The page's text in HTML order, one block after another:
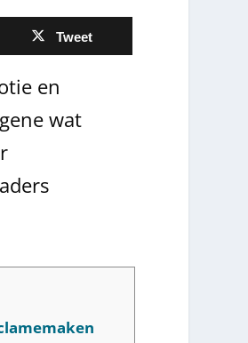
Tweet
en
wat